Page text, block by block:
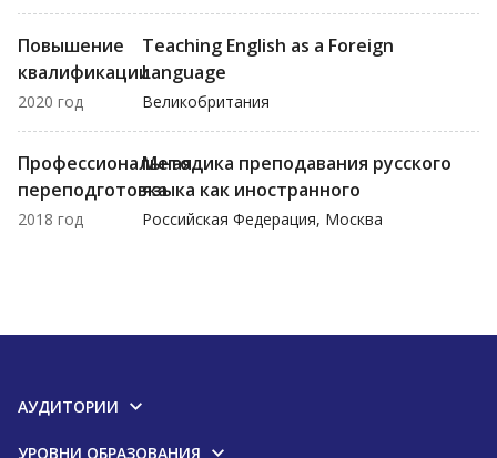
Повышение
квалификации
2020 год
Teaching English as a Foreign
Language
Великобритания
Профессиональная
переподготовка
2018 год
Методика преподавания русского
языка как иностранного
Российская Федерация, Москва
АУДИТОРИИ
УРОВНИ ОБРАЗОВАНИЯ